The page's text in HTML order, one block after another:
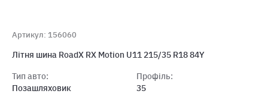
Артикул: 156060
Лiтня шина RoadX RX Motion U11 215/35 R18 84Y
Тип авто:
Позашляховик
Профіль:
35